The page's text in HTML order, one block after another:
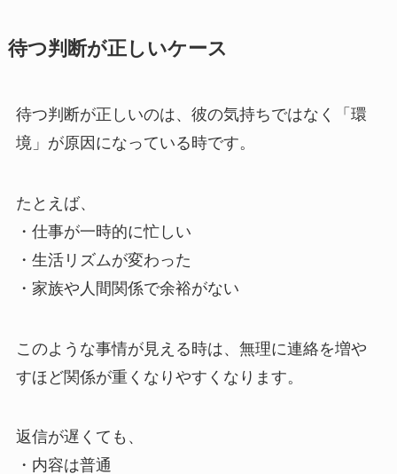
待つ判断が正しいケース
待つ判断が正しいのは、彼の気持ちではなく「環
境」が原因になっている時です。
たとえば、
・仕事が一時的に忙しい
・生活リズムが変わった
・家族や人間関係で余裕がない
このような事情が見える時は、無理に連絡を増や
すほど関係が重くなりやすくなります。
返信が遅くても、
・内容は普通